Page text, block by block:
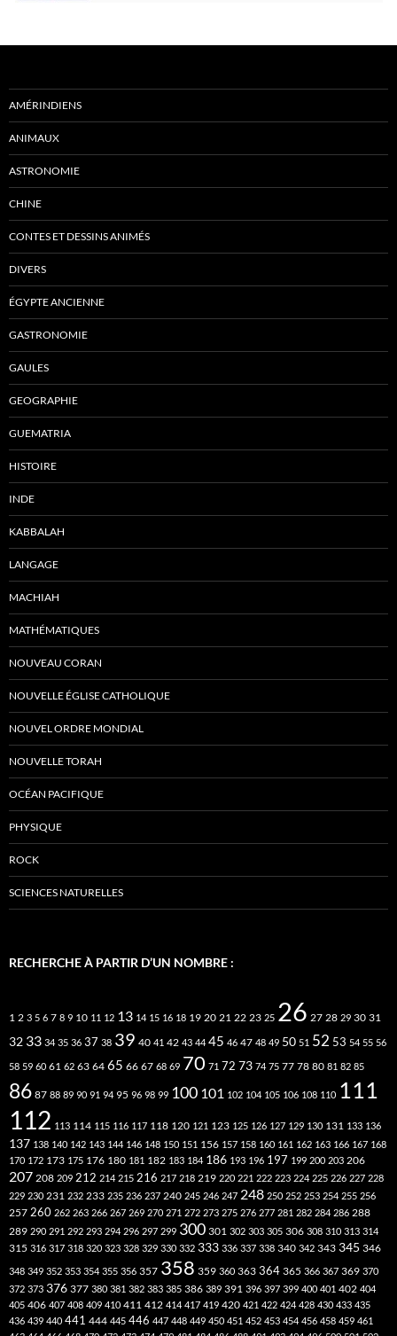
AMÉRINDIENS
ANIMAUX
ASTRONOMIE
CHINE
CONTES ET DESSINS ANIMÉS
DIVERS
ÉGYPTE ANCIENNE
GASTRONOMIE
GAULES
GEOGRAPHIE
GUEMATRIA
HISTOIRE
INDE
KABBALAH
LANGAGE
MACHIAH
MATHÉMATIQUES
NOUVEAU CORAN
NOUVELLE ÉGLISE CATHOLIQUE
NOUVEL ORDRE MONDIAL
NOUVELLE TORAH
OCÉAN PACIFIQUE
PHYSIQUE
ROCK
SCIENCES NATURELLES
RECHERCHE À PARTIR D’UN NOMBRE :
1 2 3 5 6 7 8 9 10 11 12 13 14 15 16 18 19 20 21 22 23 25 26 27 28 29 30 31
32 33 34 35 36 37 38 39 40 41 42 43 44 45 46 47 48 49 50 51 52 53 54 55 56
58 59 60 61 62 63 64 65 66 67 68 69 70 71 72 73 74 75 77 78 80 81 82 85
86 87 88 89 90 91 94 95 96 98 99 100 101 102 104 105 106 108 110 111
112 113 114 115 116 117 118 120 121 123 125 126 127 129 130 131 133 136
137 138 140 142 143 144 146 148 150 151 156 157 158 160 161 162 163 166 167 168
170 172 173 175 176 180 181 182 183 184 186 193 196 197 199 200 203 206
207 208 209 212 214 215 216 217 218 219 220 221 222 223 224 225 226 227 228
229 230 231 232 233 235 236 237 240 245 246 247 248 250 252 253 254 255 256
257 260 262 263 266 267 269 270 271 272 273 275 276 277 281 282 284 286 288
289 290 291 292 293 294 296 297 299 300 301 302 303 305 306 308 310 313 314
315 316 317 318 320 323 328 329 330 332 333 336 337 338 340 342 343 345 346
348 349 352 353 354 355 356 357 358 359 360 363 364 365 366 367 369 370
372 373 376 377 380 381 382 383 385 386 389 391 396 397 399 400 401 402 404
405 406 407 408 409 410 411 412 414 417 419 420 421 422 424 428 430 433 435
436 439 440 441 444 445 446 447 448 449 450 451 452 453 454 456 458 459 461